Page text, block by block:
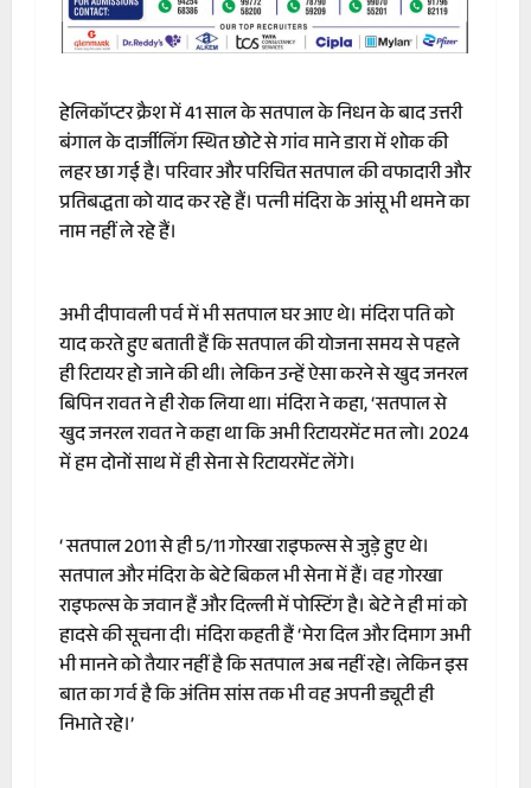
हेलिकॉप्टर क्रैश में 41 साल के सतपाल के निधन के बाद उत्तरी
बंगाल के दार्जीलिंग स्थित छोटे से गांव माने डारा में शोक की
लहर छा गई है। परिवार और परिचित सतपाल की वफादारी और
प्रतिबद्धता को याद कर रहे हैं। पत्नी मंदिरा के आंसू भी थमने का
नाम नहीं ले रहे हैं।
अभी दीपावली पर्व में भी सतपाल घर आए थे। मंदिरा पति को
याद करते हुए बताती हैं कि सतपाल की योजना समय से पहले
ही रिटायर हो जाने की थी। लेकिन उन्हें ऐसा करने से खुद जनरल
बिपिन रावत ने ही रोक लिया था। मंदिरा ने कहा, ‘सतपाल से
खुद जनरल रावत ने कहा था कि अभी रिटायरमेंट मत लो। 2024
में हम दोनों साथ में ही सेना से रिटायरमेंट लेंगे।
‘ सतपाल 2011 से ही 5/11 गोरखा राइफल्स से जुड़े हुए थे।
सतपाल और मंदिरा के बेटे बिकल भी सेना में हैं। वह गोरखा
राइफल्स के जवान हैं और दिल्ली में पोस्टिंग है। बेटे ने ही मां को
हादसे की सूचना दी। मंदिरा कहती हैं ‘मेरा दिल और दिमाग अभी
भी मानने को तैयार नहीं है कि सतपाल अब नहीं रहे। लेकिन इस
बात का गर्व है कि अंतिम सांस तक भी वह अपनी ड्यूटी ही
निभाते रहे।’